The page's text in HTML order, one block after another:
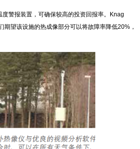
警报装置，可确保较高的投资回报率。Knag
望该设施的热成像部分可以将故障率降低20%，